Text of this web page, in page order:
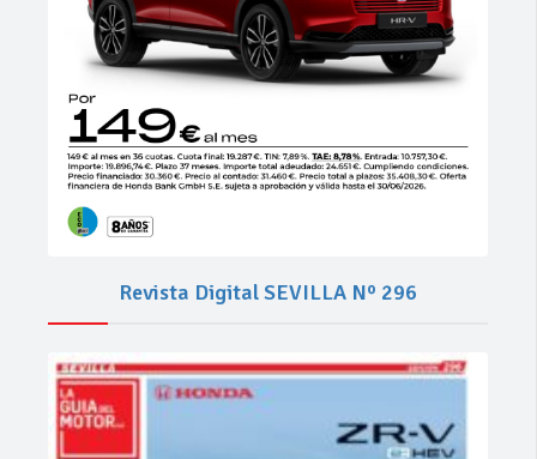
Revista Digital SEVILLA Nº 296